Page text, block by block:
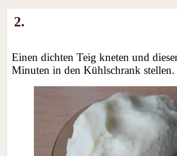
2.
Einen dichten Teig kneten und
Minuten in den Kühlschrank stellen.